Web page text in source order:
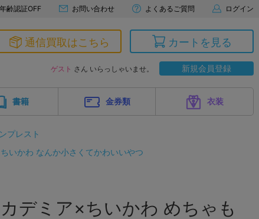
年齢認証OFF お問い合わせ よくあるご質問 ログイン
通信買取はこちら カートを見る
ゲスト さん いらっしゃいませ。 新規会員登録
書籍 金券類 衣装
プレスト
ちいかわ なんか小さくてかわいいやつ
デミア×ちいかわ めちゃも